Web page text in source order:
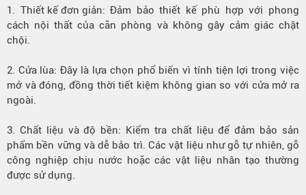
1. Thiết kế đơn giản: Đảm bảo thiết kế phù hợp với phong
cách nội thất của căn phòng và không gây cảm giác chật
chội.
2. Cửa lùa: Đây là lựa chọn phổ biến vì tính tiện lợi trong việc
mở và đóng, đồng thời tiết kiệm không gian so với cửa mở ra
ngoài.
3. Chất liệu và độ bền: Kiểm tra chất liệu để đảm bảo sản
phẩm bền vững và dễ bảo trì. Các vật liệu như gỗ tự nhiên, gỗ
công nghiệp chịu nước hoặc các vật liệu nhân tạo thường
được sử dụng.